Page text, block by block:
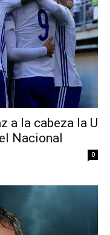
a la cabeza la U
Nacional
0